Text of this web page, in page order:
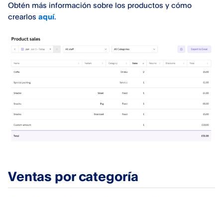
Obtén más información sobre los productos y cómo
crearlos aquí.
Ventas por categoría